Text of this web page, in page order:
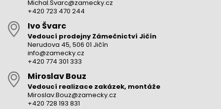
Michal.Svarc@zamecky.cz
+420 723 470 244
Ivo Švarc
Vedoucí prodejny Zámečnictví Jičín
Nerudova 45, 506 01 Jičín
info@zamecky.cz
+420 774 301 333
Miroslav Bouz
Vedoucí realizace zakázek, montáže
Miroslav.Bouz@zamecky.cz
+420 728 193 831